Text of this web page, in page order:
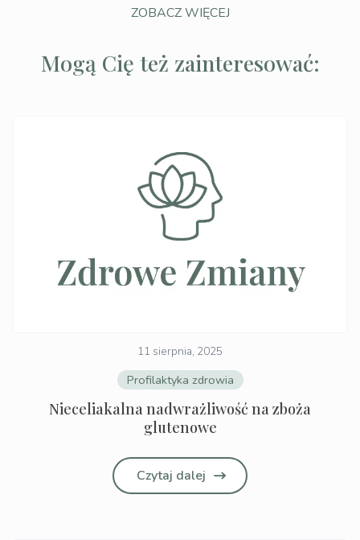
ZOBACZ WIĘCEJ
Mogą Cię też zainteresować:
11 sierpnia, 2025
Profilaktyka zdrowia
Nieceliakalna nadwrażliwość na zboża
glutenowe
Czytaj dalej